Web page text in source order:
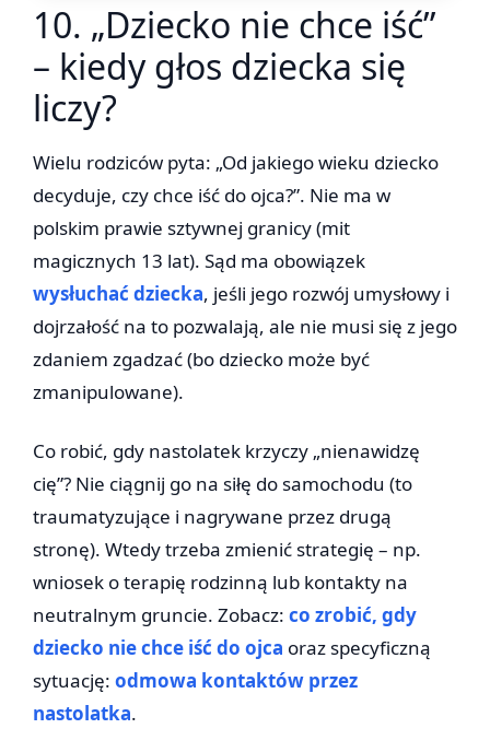
10. „Dziecko nie chce iść”
– kiedy głos dziecka się
liczy?
Wielu rodziców pyta: „Od jakiego wieku dziecko
decyduje, czy chce iść do ojca?”. Nie ma w
polskim prawie sztywnej granicy (mit
magicznych 13 lat). Sąd ma obowiązek
wysłuchać dziecka, jeśli jego rozwój umysłowy i
dojrzałość na to pozwalają, ale nie musi się z jego
zdaniem zgadzać (bo dziecko może być
zmanipulowane).
Co robić, gdy nastolatek krzyczy „nienawidzę
cię”? Nie ciągnij go na siłę do samochodu (to
traumatyzujące i nagrywane przez drugą
stronę). Wtedy trzeba zmienić strategię – np.
wniosek o terapię rodzinną lub kontakty na
neutralnym gruncie. Zobacz: co zrobić, gdy
dziecko nie chce iść do ojca oraz specyficzną
sytuację: odmowa kontaktów przez
nastolatka.